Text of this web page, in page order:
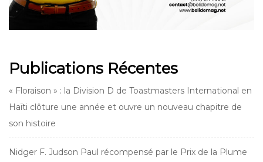
Publications Récentes
« Floraison » : la Division D de Toastmasters International en
Haïti clôture une année et ouvre un nouveau chapitre de
son histoire
Nidger F. Judson Paul récompensé par le Prix de la Plume